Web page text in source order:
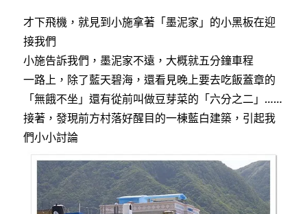
才下飛機，就見到小施拿著「墨泥家」的小黑板在迎
接我們
小施告訴我們，墨泥家不遠，大概就五分鐘車程
一路上，除了藍天碧海，還看見晚上要去吃飯蓋章的
「無餓不坐」還有從前叫做豆芽菜的「六分之二」……
接著，發現前方村落好醒目的一棟藍白建築，引起我
們小小討論